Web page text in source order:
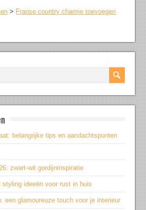
> Franse country charme toevoegen
belangrijke tips en aandachtspunten
zwart-wit gordijninspiratie
styling ideeën voor rust in huis
een glamoureuze touch voor je interieur